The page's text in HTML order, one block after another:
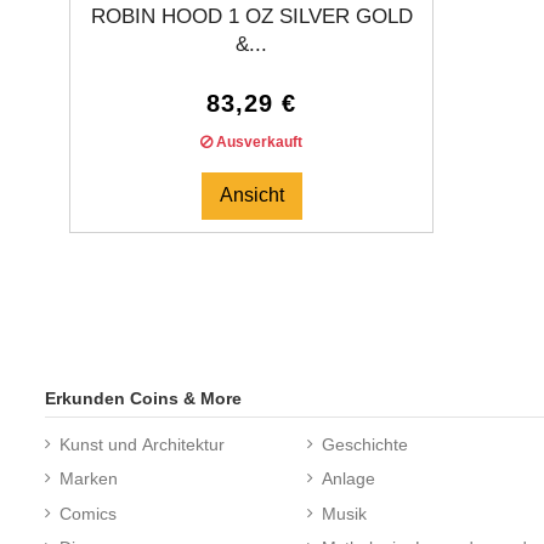
ROBIN HOOD 1 OZ SILVER GOLD
&...
83,29 €
Ausverkauft
Ansicht
Erkunden Coins & More
Kunst und Architektur
Marken
Comics
Geschichte
Anlage
Musik